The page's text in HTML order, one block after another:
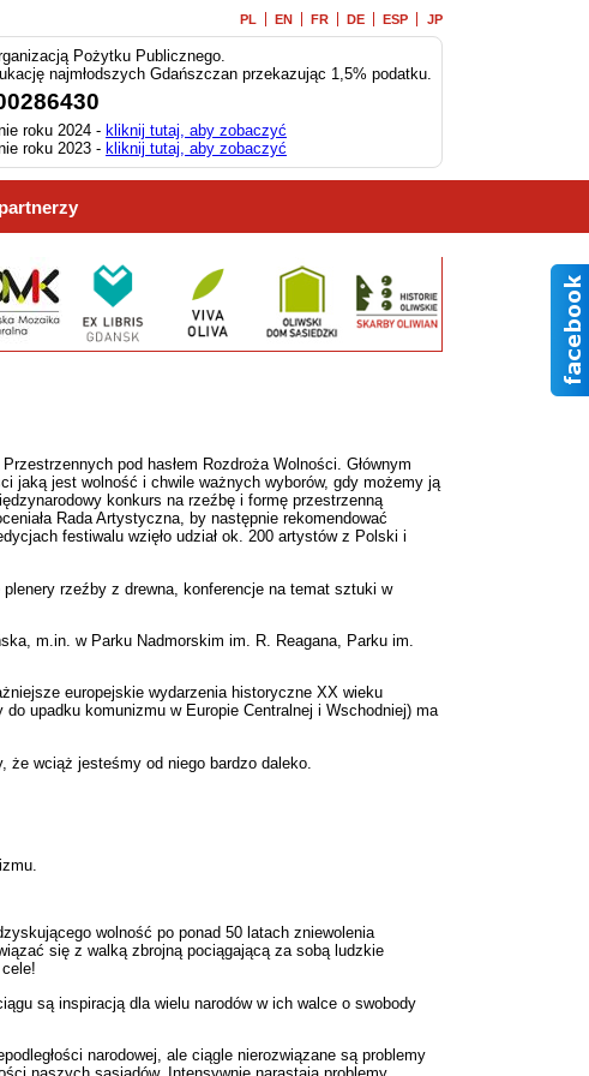
PL EN FR DE ESP JP
Pożytku Publicznego.
najmłodszych Gdańszczan przekazując 1,5% podatku.
roku 2024 - kliknij tutaj, aby zobaczyć
roku 2023 - kliknij tutaj, aby zobaczyć
partnerzy
pod hasłem Rozdroża Wolności. Głównym
jaką jest wolność i chwile ważnych wyborów, gdy możemy ją
konkurs na rzeźbę i formę przestrzenną
Rada Artystyczna, by następnie rekomendować
festiwalu wzięło udział ok. 200 artystów z Polski i
rzeźby z drewna, konferencje na temat sztuki w
m.in. w Parku Nadmorskim im. R. Reagana, Parku im.
europejskie wydarzenia historyczne XX wieku
upadku komunizmu w Europie Centralnej i Wschodniej) ma
że wciąż jesteśmy od niego bardzo daleko.
wolność po ponad 50 latach zniewolenia
się z walką zbrojną pociągającą za sobą ludzkie
są inspiracją dla wielu narodów w ich walce o swobody
narodowej, ale ciągle nierozwiązane są problemy